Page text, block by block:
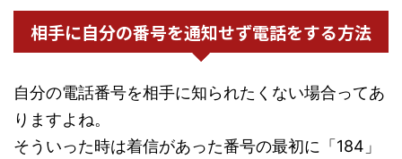
相手に自分の番号を通知せず電話をする方法
自分の電話番号を相手に知られたくない場合ってあ
りますよね。
そういった時は着信があった番号の最初に「184」